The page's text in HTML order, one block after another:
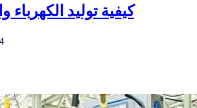
كيفية توليد الكهرباء